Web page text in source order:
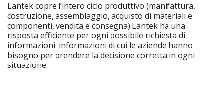
Lantek copre l’intero ciclo produttivo (manifattura,
costruzione, assemblaggio, acquisto di materiali e
componenti, vendita e consegna).Lantek ha una
risposta efficiente per ogni possibile richiesta di
informazioni, informazioni di cui le aziende hanno
bisogno per prendere la decisione corretta in ogni
situazione.